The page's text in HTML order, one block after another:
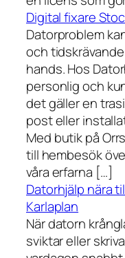
Digital fixare
Datorproblem
och
hands. Hos
personlig och
det gäller en
post eller
Med butik på
till hembesök
våra erfarna […]
Datorhjälp nära
Karlaplan
När datorn
sviktar eller